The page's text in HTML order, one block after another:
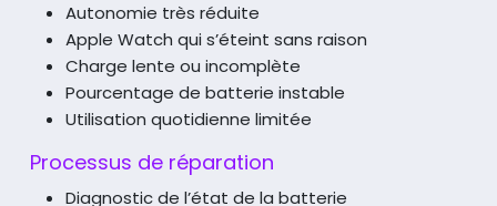
Autonomie très réduite
Apple Watch qui s’éteint sans raison
Charge lente ou incomplète
Pourcentage de batterie instable
Utilisation quotidienne limitée
Processus de réparation
Diagnostic de l’état de la batterie